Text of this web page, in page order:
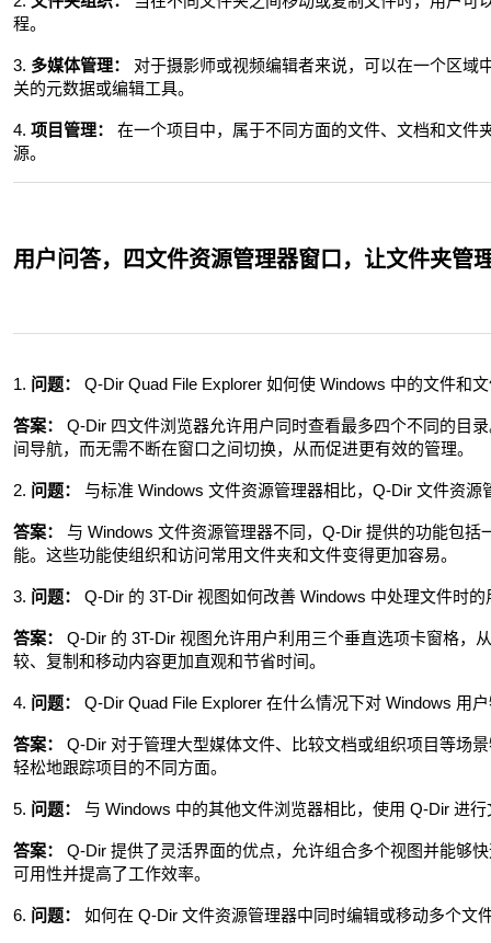
程。
3. 多媒体管理：
对于摄影师或视频编辑者来说，可以在一个区域
关的元数据或编辑工具。
4. 项目管理：
在一个项目中，属于不同方面的文件、文档和文件
源。
用户问答，四文件资源管理器窗口，让文件夹管
1. 问题： Q-Dir Quad File Explorer 如何使 Windows 中的文件和
答案：
Q-Dir 四文件浏览器允许用户同时查看最多四个不同的目
间导航，而无需不断在窗口之间切换，从而促进更有效的管理。
2. 问题： 与标准 Windows 文件资源管理器相比，Q-Dir 文件资源
答案：
与 Windows 文件资源管理器不同，Q-Dir 提供的功能包
能。这些功能使组织和访问常用文件夹和文件变得更加容易。
3. 问题： Q-Dir 的 3T-Dir 视图如何改善 Windows 中处理文件时的
答案：
Q-Dir 的 3T-Dir 视图允许用户利用三个垂直选项卡窗格，
较、复制和移动内容更加直观和节省时间。
4. 问题： Q-Dir Quad File Explorer 在什么情况下对 Windows 用
答案：
Q-Dir 对于管理大型媒体文件、比较文档或组织项目等场
轻松地跟踪项目的不同方面。
5. 问题： 与 Windows 中的其他文件浏览器相比，使用 Q-Dir 进
答案：
Q-Dir 提供了灵活界面的优点，允许组合多个视图并能够
可用性并提高了工作效率。
6. 问题： 如何在 Q-Dir 文件资源管理器中同时编辑或移动多个文